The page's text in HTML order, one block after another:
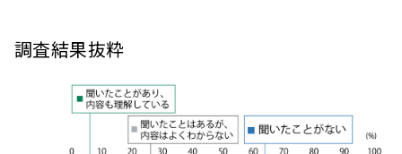
調査結果抜粋